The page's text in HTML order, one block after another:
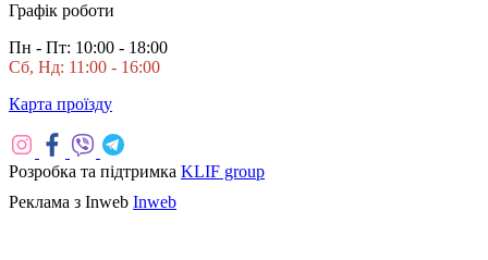
Графік роботи
Пн - Пт: 10:00 - 18:00
Сб, Нд: 11:00 - 16:00
Карта проїзду
Розробка та підтримка KLIF group
Реклама з Inweb Inweb